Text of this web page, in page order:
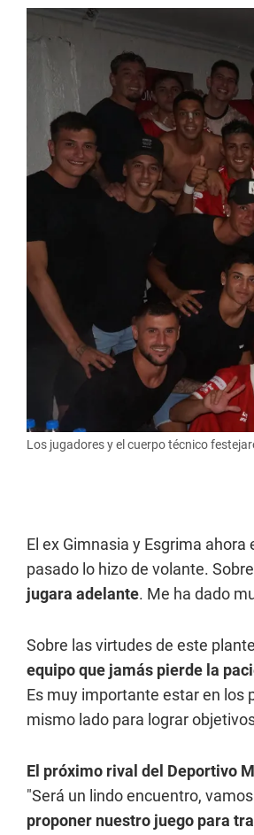
Los jugadores y el cuerpo técnico
El ex Gimnasia y Esgrima
pasado lo hizo de volante.
jugara adelante. Me ha dado
Sobre las virtudes de este
equipo que jamás pierde la
Es muy importante estar en los
mismo lado para lograr
El próximo rival del Deportivo
"Será un lindo encuentro,
proponer nuestro juego para